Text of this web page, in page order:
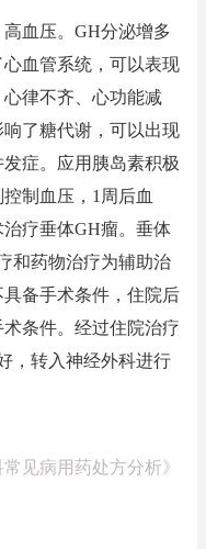
血压。GH分泌增多
血管系统，可以表现
律不齐、心功能减
了糖代谢，可以出现
症。应用胰岛素积极
制血压，1周后血
疗垂体GH瘤。垂体
和药物治疗为辅助治
备手术条件，住院后
条件。经过住院治疗
，转入神经外科进行
常见病用药处方分析》